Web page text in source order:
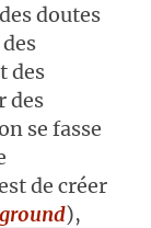
doutes
des
des
se fasse
de créer
),